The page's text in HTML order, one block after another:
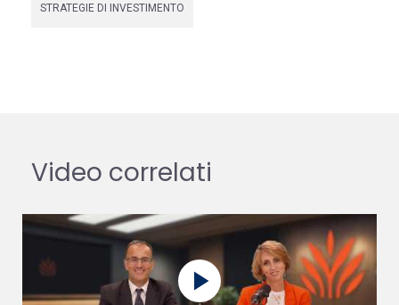
STRATEGIE DI INVESTIMENTO
Video correlati